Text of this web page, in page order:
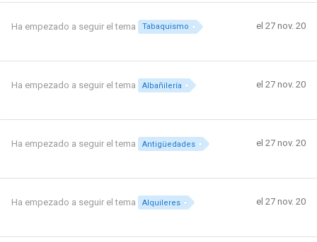
Ha empezado a seguir el tema Tabaquismo el 27 nov. 20
Ha empezado a seguir el tema Albañilería el 27 nov. 20
Ha empezado a seguir el tema Antigüedades el 27 nov. 20
Ha empezado a seguir el tema Alquileres el 27 nov. 20